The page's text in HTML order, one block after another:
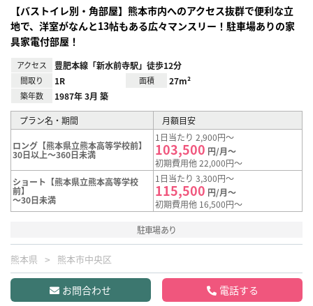
【バストイレ別・角部屋】熊本市内へのアクセス抜群で便利な立
地で、洋室がなんと13帖もある広々マンスリー！駐車場ありの家
具家電付部屋！
アクセス 豊肥本線「新水前寺駅」徒歩12分
間取り 1R 面積 27m²
築年数 1987年 3月 築
プラン名・期間 月額目安
ロング【熊本県立熊本高等学校前】
30日以上～360日未満
1日当たり 2,900円～
103,500 円/月～
初期費用他 22,000円～
ショート【熊本県立熊本高等学校
前】
～30日未満
1日当たり 3,300円～
115,500 円/月～
初期費用他 16,500円～
駐車場あり
熊本県 熊本市中央区
お問合わせ 電話する